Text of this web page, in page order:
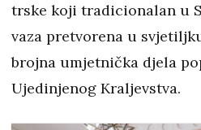
trske koji tradicionalan u
vaza pretvorena u
brojna umjetnička djela
Ujedinjenog Kraljevstva.